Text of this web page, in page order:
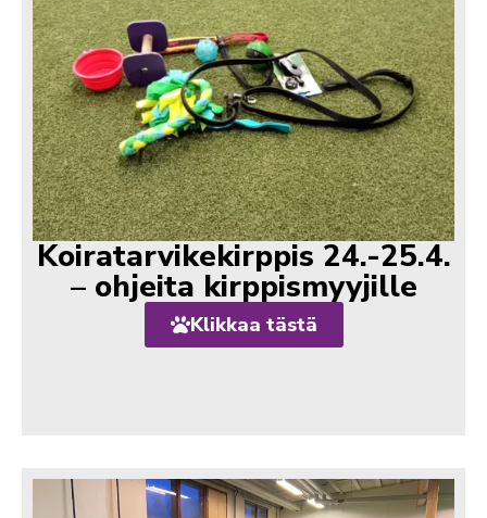
Koiratarvikekirppis 24.-25.4.
– ohjeita kirppismyyjille
Klikkaa tästä